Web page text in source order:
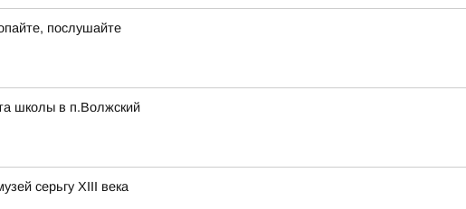
послушайте
школы в п.Волжский
серьгу XIII века